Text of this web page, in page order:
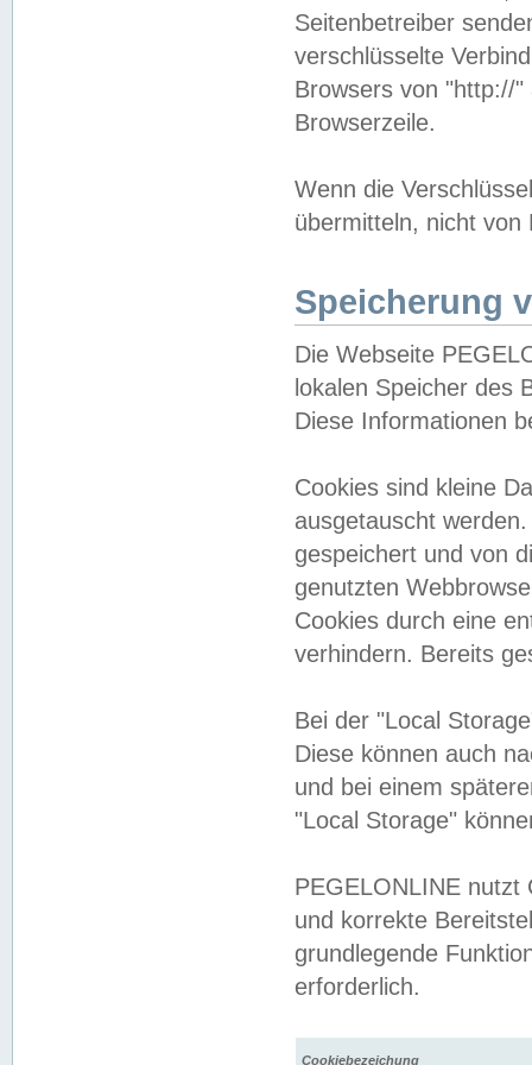
Seitenbetreiber
verschlüsselte
Browsers von "http://
Browserzeile.
Wenn die
übermitteln, nicht von
Speicherung
Die Webseite
lokalen Speicher des
Diese Informationen
Cookies sind kleine
ausgetauscht
gespeichert und von
genutzten
Cookies durch eine
verhindern. Bereits
Bei der "Local
Diese können auch
und bei einem
"Local Storage"
PEGELONLINE nutzt
und korrekte
grundlegende
erforderlich.
Cookiebezeichung